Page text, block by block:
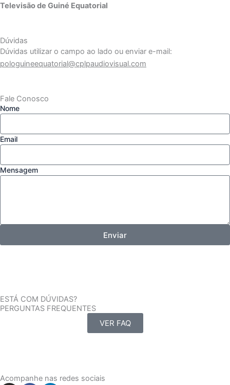
Televisão de Guiné Equatorial
Dúvidas
Dúvidas utilizar o campo ao lado ou enviar e-mail:
pologuineequatorial@cplpaudiovisual.com
Fale Conosco
Nome
Email
Mensagem
Enviar
ESTÁ COM DÚVIDAS?
PERGUNTAS FREQUENTES
VER FAQ
Acompanhe nas redes sociais